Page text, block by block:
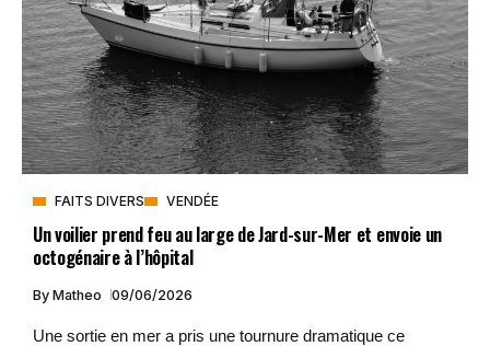
FAITS DIVERS VENDÉE
Un voilier prend feu au large de Jard-sur-Mer et envoie un
octogénaire à l’hôpital
By Matheo 09/06/2026
Une sortie en mer a pris une tournure dramatique ce